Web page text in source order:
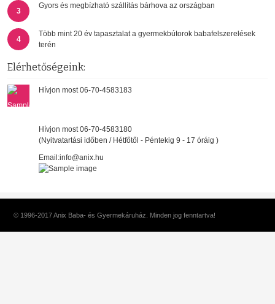
3
Gyors és megbízható szállítás bárhova az országban
4
Több mint 20 év tapasztalat a gyermekbútorok babafelszerelések
terén
Elérhetőségeink:
Hívjon most 06-70-4583183
Hívjon most 06-70-4583180
(Nyitvatartási időben / Hétfőtől - Péntekig 9 - 17 óráig )
Email:info@anix.hu
© 1996-2017 Anix Baba- és Gyermekáruház. Minden jog fenntartva!